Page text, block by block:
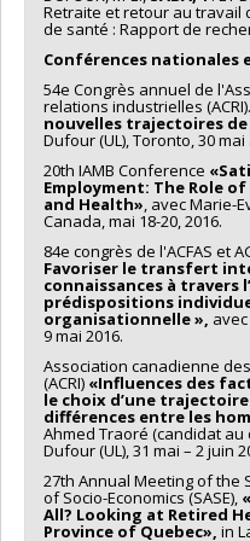
Retraite et retour au travail
de santé : Rapport de
Conférences
54e Congrès annuel de
relations industrielles
nouvelles trajectoires
Dufour (UL), Toronto, 30 mai
20th IAMB Conference
Employment: The Role
and Health», avec Marie-
Canada, mai 18-20, 2016.
84e congrès de l'ACFAS et
Favoriser le transfert
connaissances à travers
prédispositions
organisationnelle »,
9 mai 2016.
Association canadienne
(ACRI) «Influences des
le choix d’une
différences entre les
Ahmed Traoré (candidat au
Dufour (UL), 31 mai – 2 juin
27th Annual Meeting of the
of Socio-Economics (SASE),
All? Looking at Retired
Province of Quebec», in